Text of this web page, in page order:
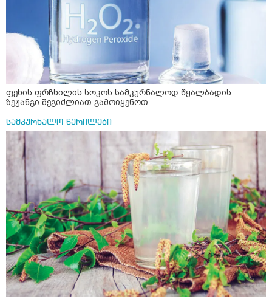
ფეხის ფრჩხილის სოკოს სამკურნალოდ წყალბადის
ზეჟანგი შეგიძლიათ გამოიყენოთ
სამკურნალო წერილები